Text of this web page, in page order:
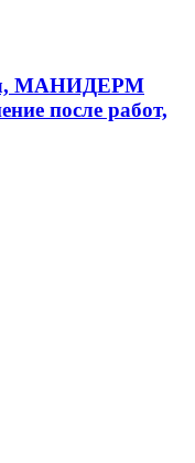
МАНИДЕРМ
после работ,